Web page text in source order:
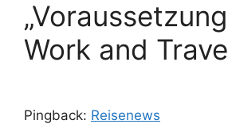
Work and
Pingback: Reisenews